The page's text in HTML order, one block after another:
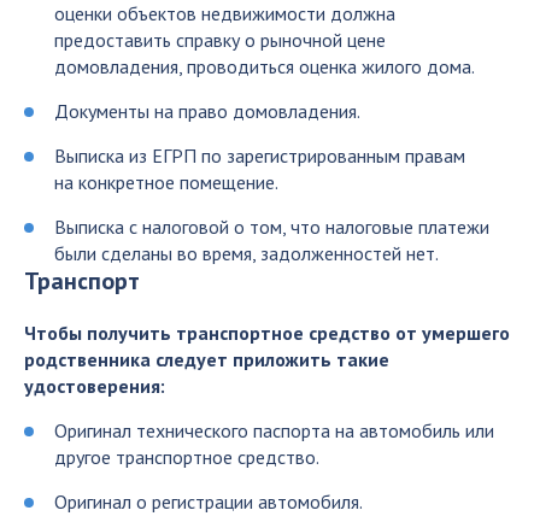
оценки объектов недвижимости должна
предоставить справку о рыночной цене
домовладения, проводиться оценка жилого дома.
Документы на право домовладения.
Выписка из ЕГРП по зарегистрированным правам
на конкретное помещение.
Выписка с налоговой о том, что налоговые платежи
были сделаны во время, задолженностей нет.
Транспорт
Чтобы получить транспортное средство от умершего
родственника следует приложить такие
удостоверения:
Оригинал технического паспорта на автомобиль или
другое транспортное средство.
Оригинал о регистрации автомобиля.